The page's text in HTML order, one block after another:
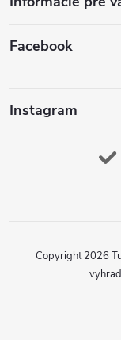
Facebook
Instagram
Copyright 2026